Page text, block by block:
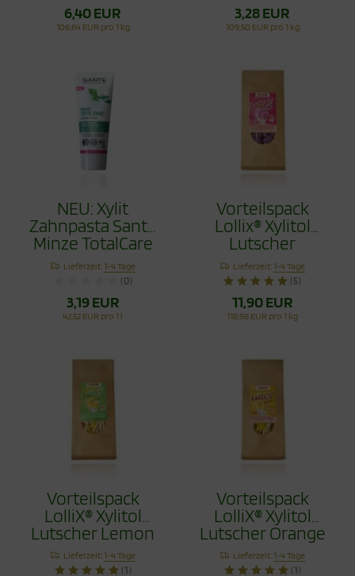
6,40 EUR
106,64 EUR pro 1 kg
3,28 EUR
109,50 EUR pro 1 kg
NEU: Xylit
Zahnpasta Sante
Minze TotalCare
75ml
Lieferzeit:1-4 Tage
(0)
3,19 EUR
42,52 EUR pro 1 l
Vorteilspack
Lollix® Xylitol
Lutscher
Erdbeere 100g
Lieferzeit:1-4 Tage
(5)
11,90 EUR
118,98 EUR pro 1 kg
Vorteilspack
LolliX® Xylitol
Lutscher Lemon
Zitrone 100g
Lieferzeit:1-4 Tage
(1)
Vorteilspack
LolliX® Xylitol
Lutscher Orange
100g
Lieferzeit:1-4 Tage
(1)